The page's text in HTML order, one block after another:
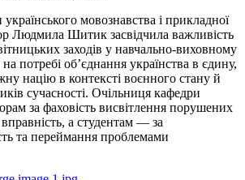
мовознавства і прикладної
Людмила Шитик засвідчила важливість
заходів у навчально-виховному
потребі об’єднання українства в єдину,
націю в контексті воєнного стану й
сучасності. Очільниця кафедри
за фаховість висвітлення порушених
а студентам — за
та переймання проблемами